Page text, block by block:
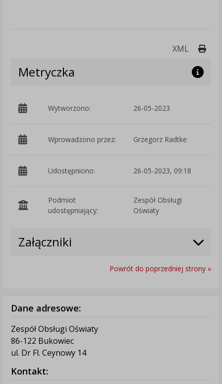
XML
Metryczka
Wytworzono: 26-05-2023
Wprowadzono przez: Grzegorz Radtke
Udostępniono: 26-05-2023, 09:18
Podmiot
udostępniający:
Zespół Obsługi
Oświaty
Załączniki
Powrót do poprzedniej strony »
Dane adresowe:
Zespół Obsługi Oświaty
86-122 Bukowiec
ul. Dr Fl. Ceynowy 14
Kontakt: